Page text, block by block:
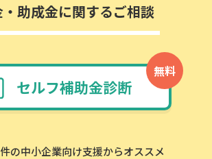
助成金に関するご相談
無料
セルフ補助金診断
の中小企業向け支援からオススメ